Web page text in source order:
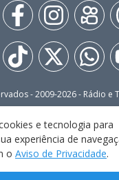
- 2009-2026- Rádio e
FALE CONOSCO
E CONDIÇÕES DE USO
e tecnologia para
experiência de
o Aviso de Privacidade.